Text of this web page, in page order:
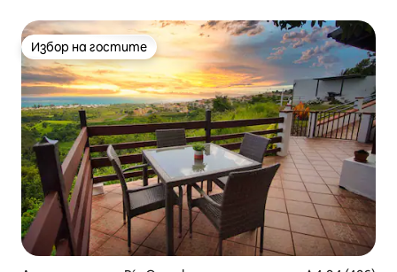
Избор на гостите
Избор на гостите